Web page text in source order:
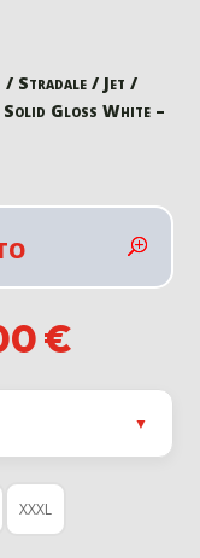
/ Stradale / Jet /
Solid Gloss White –
€.
€Il
prezzo
attuale
53,00
▼
XXXL